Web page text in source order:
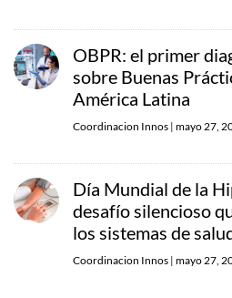
OBPR: el primer
sobre Buenas
América Latina
Coordinacion Innos | mayo 27,
Día Mundial de la
desafío silencioso
los sistemas de
Coordinacion Innos | mayo 27,